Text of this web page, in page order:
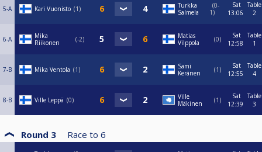
5-A Kari Vuonisto 1
Turkka
Salmela
0-
1
Sat
13:06
Table
2
6-A
Mika
Riikonen
-2
Matias
Vilppola
0
Sat
12:58
Table
1
7-B Mika Ventola 1
Sami
Keränen
1
Sat
12:55
Table
4
8-B Ville Leppä 0
Ville
Mäkinen
1
Sat
12:39
Table
3
Round 3 Race to 6